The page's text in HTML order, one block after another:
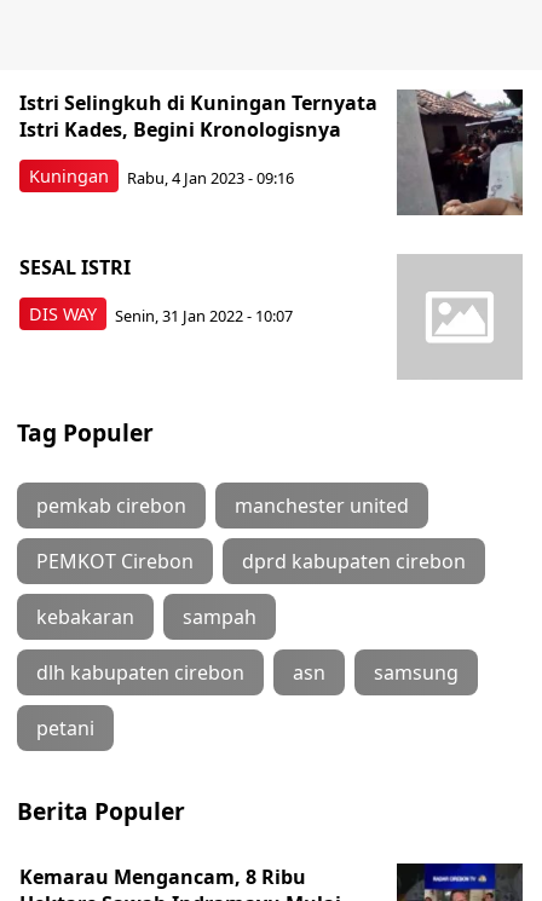
Kuningan
Istri Selingkuh di Kuningan Ternyata
Istri Kades, Begini Kronologisnya
Rabu, 4 Jan 2023 - 09:16
DIS WAY
SESAL ISTRI
Senin, 31 Jan 2022 - 10:07
Tag Populer
pemkab cirebon manchester united
PEMKOT Cirebon dprd kabupaten cirebon
kebakaran sampah
dlh kabupaten cirebon asn samsung
petani
Berita Populer
Kemarau Mengancam, 8 Ribu